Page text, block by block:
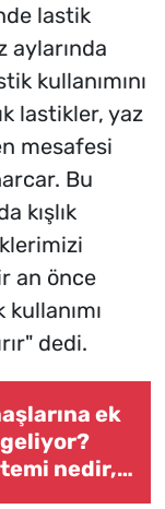
lastik
aylarında
kullanımını
lastikler, yaz
mesafesi
Bu
kışlık
an önce
dedi.
ek
nedir,